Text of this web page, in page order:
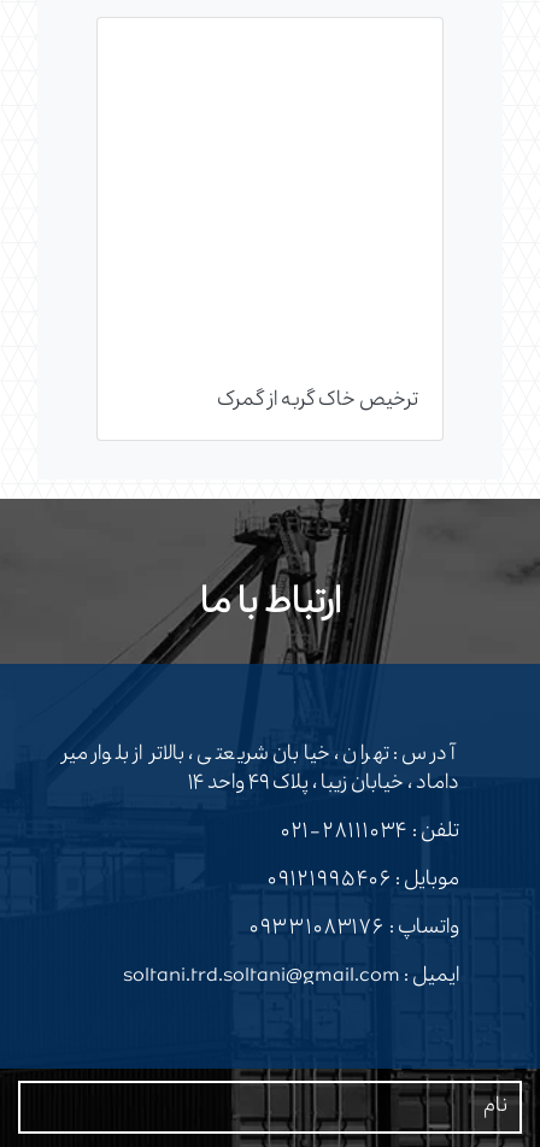
ترخیص خاک گربه از گمرک
ارتباط با ما
آدرس : تهران ، خیابان شریعتی ، بالاتر از بلوار میر
داماد ، خیابان زیبا ، پلاک ۴۹ واحد ۱۴
تلفن : ۲۸۱۱۱۰۳۴-۰۲۱
موبایل : ۰۹۱۲۱۹۹۵۴۰۶
واتساپ : ۰۹۳۳۱۰۸۳۱۷۶
ایمیل : soltani.trd.soltani@gmail.com